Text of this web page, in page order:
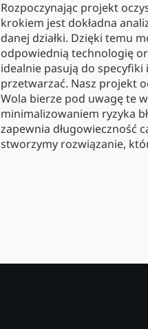
Rozpoczynając projekt
krokiem jest dokładna
danej działki. Dzięki temu
odpowiednią technologię
idealnie pasują do
przetwarzać. Nasz projekt
Wola bierze pod uwagę te
minimalizowaniem ryzyka
zapewnia długowieczność
stworzymy rozwiązanie,